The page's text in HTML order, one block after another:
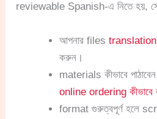
reviewable Spanish-এ নিতে হয়,
আপনার files
করুন।
materials কীভাবে
online ordering কীভাবে
format গুরুত্বপূর্ণ হলে